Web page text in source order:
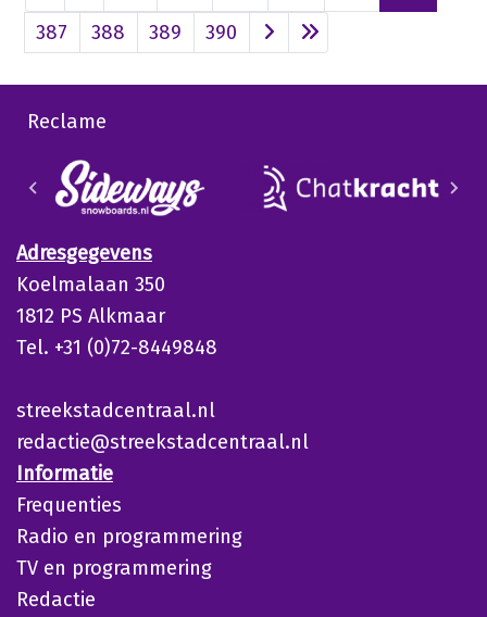
387
388 389 390
Reclame
Adresgegevens
Koelmalaan 350
1812 PS Alkmaar
Tel. +31 (0)72-8449848
streekstadcentraal.nl
redactie@streekstadcentraal.nl
Informatie
Frequenties
Radio en programmering
TV en programmering
Redactie